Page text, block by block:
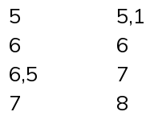
5
5,1
6
6
6,5
7
7
8